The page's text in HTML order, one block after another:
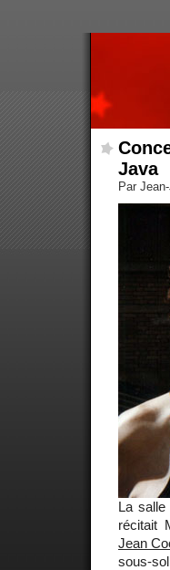
Java
Par
La
récitait
Jean
sous-